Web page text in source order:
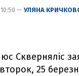
— УЛЯНА
Скверняліс
25